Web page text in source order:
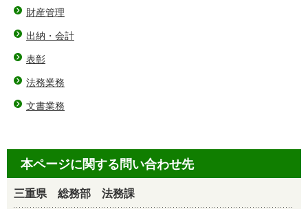
財産管理
出納・会計
表彰
法務業務
文書業務
本ページに関する問い合わせ先
三重県 総務部 法務課